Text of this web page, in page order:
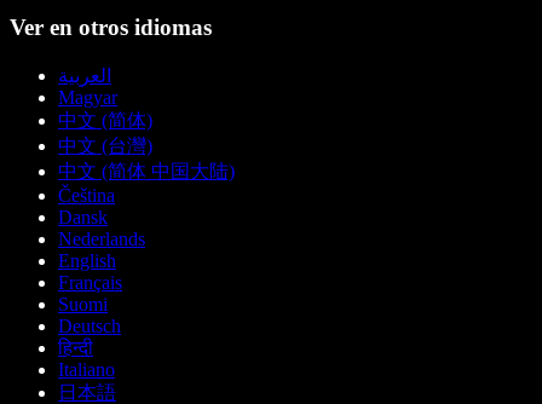
Ver en otros idiomas
العربية
Magyar
中文 (简体)
中文 (台灣)
中文 (简体 中国大陆)
Čeština
Dansk
Nederlands
English
Français
Suomi
Deutsch
हिन्दी
Italiano
日本語